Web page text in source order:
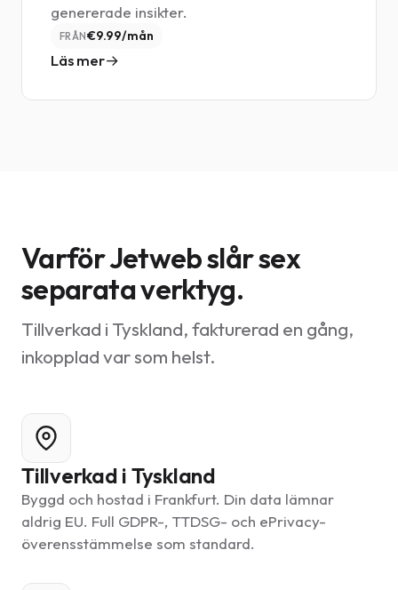
genererade insikter.
FRÅN€9.99/mån
Läs mer
Varför Jetweb slår sex
separata verktyg.
Tillverkad i Tyskland, fakturerad en gång,
inkopplad var som helst.
Tillverkad i Tyskland
Byggd och hostad i Frankfurt. Din data lämnar
aldrig EU. Full GDPR-, TTDSG- och ePrivacy-
överensstämmelse som standard.